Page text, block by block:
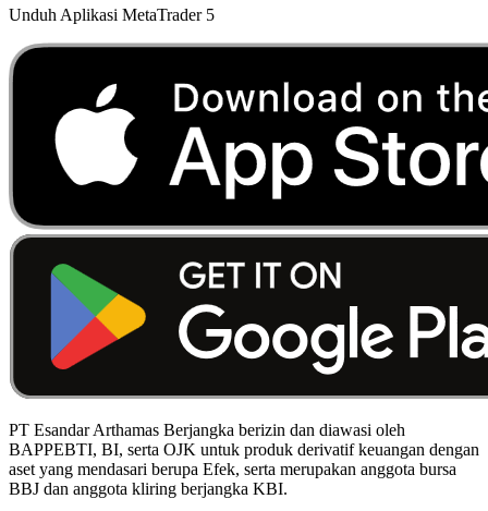
Unduh Aplikasi MetaTrader 5
PT Esandar Arthamas Berjangka berizin dan diawasi oleh
BAPPEBTI, BI, serta OJK untuk produk derivatif keuangan dengan
aset yang mendasari berupa Efek, serta merupakan anggota bursa
BBJ dan anggota kliring berjangka KBI.